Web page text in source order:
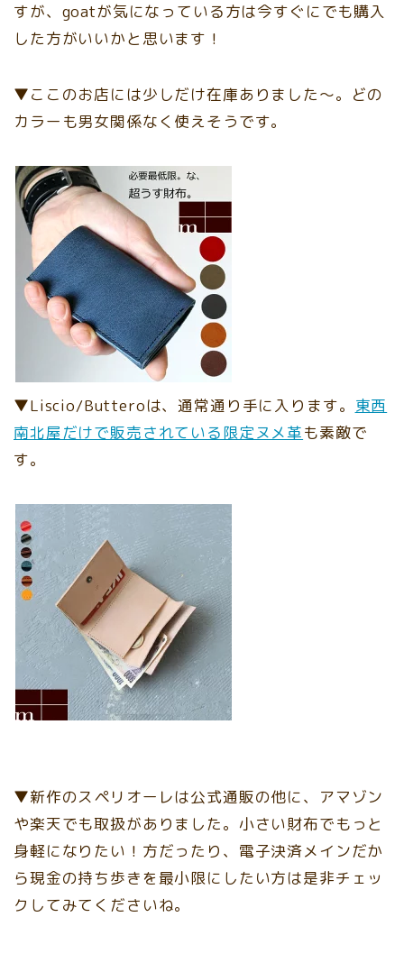
すが、goatが気になっている方は今すぐにでも購入
した方がいいかと思います！
▼ここのお店には少しだけ在庫ありました〜。どの
カラーも男女関係なく使えそうです。
▼Liscio/Butteroは、通常通り手に入ります。 東西
南北屋だけで販売されている限定ヌメ革も素敵で
す。
▼新作のスペリオーレは公式通販の他に、アマゾン
や楽天でも取扱がありました。小さい財布でもっと
身軽になりたい！方だったり、電子決済メインだか
ら現金の持ち歩きを最小限にしたい方は是非チェッ
クしてみてくださいね。